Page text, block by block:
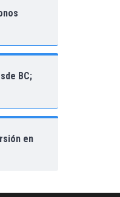
BC;
en